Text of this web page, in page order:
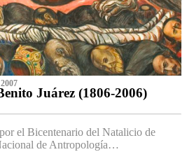
Juárez (1806-2006)
el Bicentenario del Natalicio de
de Antropología…